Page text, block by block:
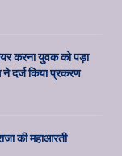
करना युवक को पड़ा
ने दर्ज किया प्रकरण
की महाआरती